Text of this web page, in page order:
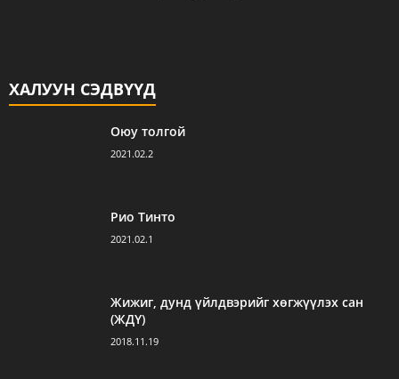
ХАЛУУН СЭДВҮҮД
Оюу толгой
2021.02.2
Рио Тинто
2021.02.1
Жижиг, дунд үйлдвэрийг хөгжүүлэх сан
(ЖДҮ)
2018.11.19